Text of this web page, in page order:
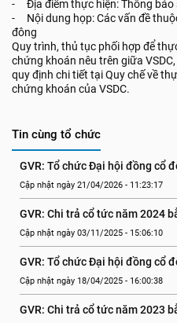
- Địa điểm thực hiện: Thông báo
- Nội dung họp: Các vấn đề
đông
Quy trình, thủ tục phối hợp để
chứng khoán nêu trên giữa
quy định chi tiết tại Quy chế về
chứng khoán của VSDC.
Tin cùng tổ chức
GVR: Tổ chức Đại hội đồng cổ
Cập nhật ngày 21/04/2026 - 11:23:17
GVR: Chi trả cổ tức năm 2024
Cập nhật ngày 03/11/2025 - 15:06:10
GVR: Tổ chức Đại hội đồng cổ
Cập nhật ngày 18/04/2025 - 16:00:38
GVR: Chi trả cổ tức năm 2023